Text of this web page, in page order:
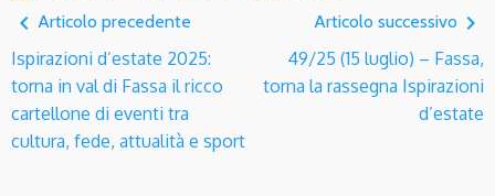
navigate_before Articolo precedente
Ispirazioni d’estate 2025:
torna in val di Fassa il ricco
cartellone di eventi tra
cultura, fede, attualità e sport
Articolo successivo navigate_next
49/25 (15 luglio) – Fassa,
torna la rassegna Ispirazioni
d’estate